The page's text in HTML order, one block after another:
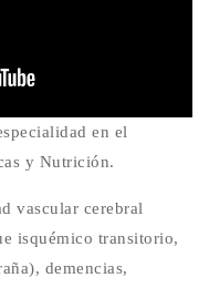
en el
y Nutrición.
vascular cerebral
isquémico transitorio,
demencias,